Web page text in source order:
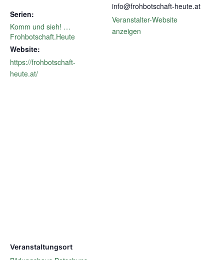
Serien:
Komm und sieh! …
Frohbotschaft.Heute
Website:
https://frohbotschaft-
heute.at/
info@frohbotschaft-heute.at
Veranstalter-Website
anzeigen
Veranstaltungsort